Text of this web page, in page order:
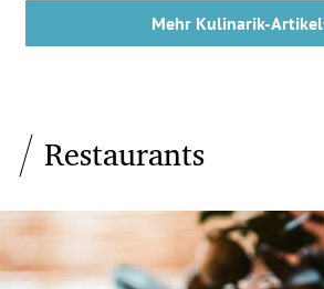
Mehr Kulinarik-Artikel
Restaurants